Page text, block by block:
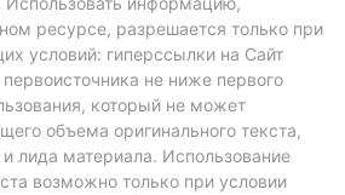
ресурсе, разрешается только при
условий: гиперссылки на Сайт
не ниже первого
который не может
объема оригинального текста,
лида материала. Использование
возможно только при условии